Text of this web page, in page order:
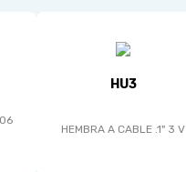
HU3
HEMBRA A CABLE .1" 3 V